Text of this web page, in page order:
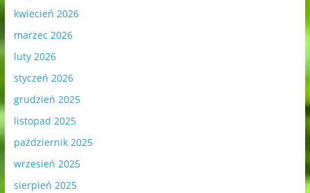
kwiecień 2026
marzec 2026
luty 2026
styczeń 2026
grudzień 2025
listopad 2025
październik 2025
wrzesień 2025
sierpień 2025